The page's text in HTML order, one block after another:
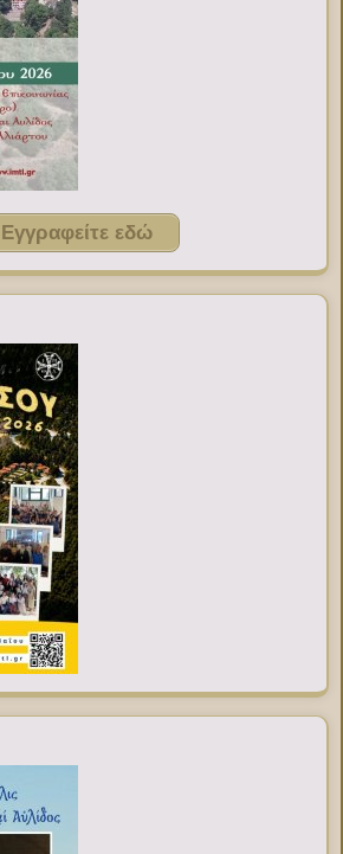
Εγγραφείτε εδώ